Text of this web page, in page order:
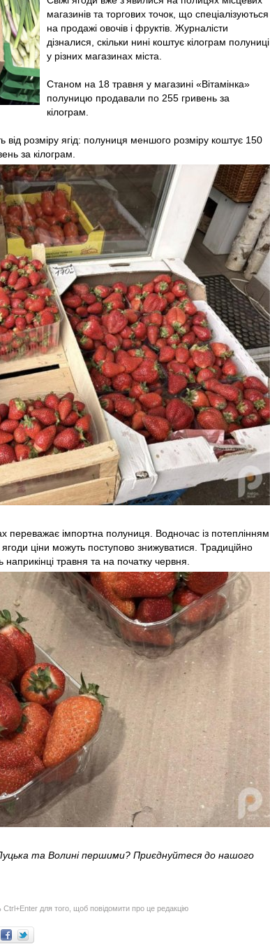
магазинів та торгових точок, що спеціалізуються
на продажі овочів і фруктів. Журналісти
дізналися, скільки нині коштує кілограм полуниці
у різних магазинах міста.
Станом на 18 травня у магазині «Вітамінка»
полуницю продавали по 255 гривень за
кілограм.
від розміру ягід: полуниця меншого розміру коштує 150
за кілограм.
переважає імпортна полуниця. Водночас із потеплінням
ціни можуть поступово знижуватися. Традиційно
травня та на початку червня.
та Волині першими? Приєднуйтеся до нашого
Ctrl+Enter для того, щоб повідомити про це редакцію